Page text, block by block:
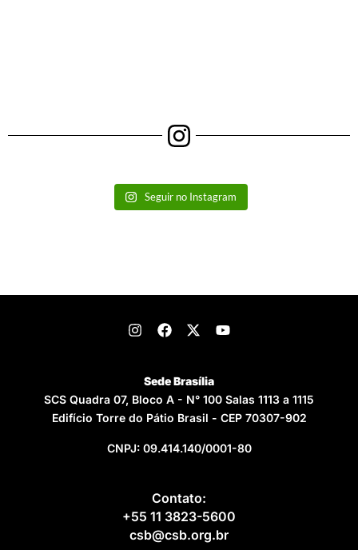
Seguir no Instagram
Sede Brasília
SCS Quadra 07, Bloco A - N° 100 Salas 1113 a 1115
Edifício Torre do Pátio Brasil - CEP 70307-902
CNPJ: 09.414.140/0001-80
Contato:
+55 11 3823-5600
csb@csb.org.br